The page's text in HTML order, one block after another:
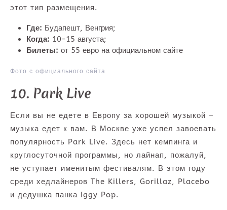
этот тип размещения.
Где: Будапешт, Венгрия;
Когда: 10-15 августа;
Билеты: от 55 евро на официальном сайте
Фото с официального сайта
10. Park Live
Если вы не едете в Европу за хорошей музыкой –
музыка едет к вам. В Москве уже успел завоевать
популярность Park Live. Здесь нет кемпинга и
круглосуточной программы, но лайнап, пожалуй,
не уступает именитым фестивалям. В этом году
среди хедлайнеров The Killers, Gorillaz, Placebo
и дедушка панка Iggy Pop.